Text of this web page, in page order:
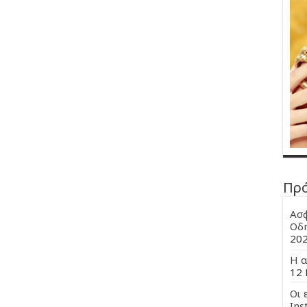
Η
12
Οι